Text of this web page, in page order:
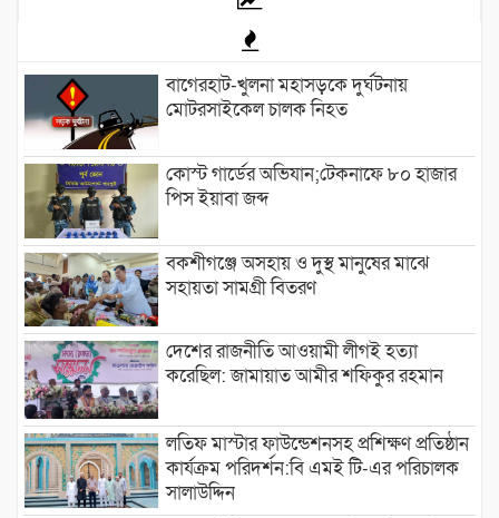
বাগেরহাট-খুলনা মহাসড়কে ‌দুর্ঘটনায়
মোটরসাইকেল চালক নিহত
কোস্ট গার্ডের অভিযান;টেকনাফে ৮০ হাজার
পিস ইয়াবা জব্দ
বকশীগঞ্জে অসহায় ও দুস্থ মানুষের মাঝে
সহায়তা সামগ্রী বিতরণ
দেশের রাজনীতি আওয়ামী লীগই হত্যা
করেছিল: জামায়াত আমীর শফিকুর রহমান
লতিফ মাস্টার ফাউন্ডেশনসহ প্রশিক্ষণ প্রতিষ্ঠান
কার্যক্রম পরিদর্শন:বি এমই টি-এর পরিচালক
সালাউদ্দিন